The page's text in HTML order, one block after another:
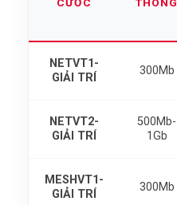
NETVT1-
GIẢI TRÍ
300Mb
NETVT2-
GIẢI TRÍ
500Mb-
1Gb
MESHVT1-
GIẢI TRÍ
300Mb